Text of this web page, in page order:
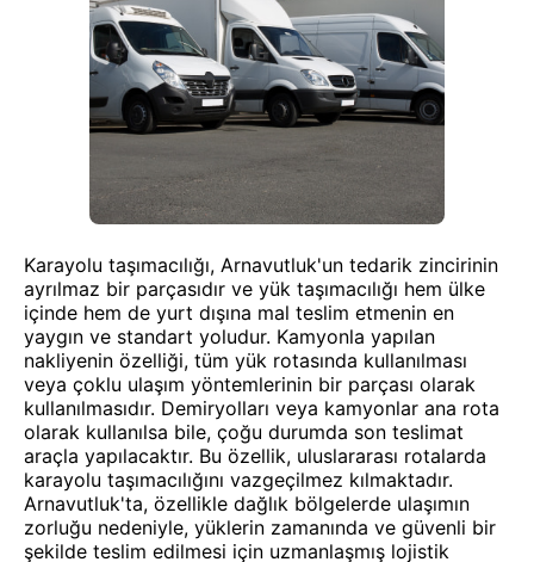
Karayolu taşımacılığı, Arnavutluk'un tedarik zincirinin
ayrılmaz bir parçasıdır ve yük taşımacılığı hem ülke
içinde hem de yurt dışına mal teslim etmenin en
yaygın ve standart yoludur. Kamyonla yapılan
nakliyenin özelliği, tüm yük rotasında kullanılması
veya çoklu ulaşım yöntemlerinin bir parçası olarak
kullanılmasıdır. Demiryolları veya kamyonlar ana rota
olarak kullanılsa bile, çoğu durumda son teslimat
araçla yapılacaktır. Bu özellik, uluslararası rotalarda
karayolu taşımacılığını vazgeçilmez kılmaktadır.
Arnavutluk'ta, özellikle dağlık bölgelerde ulaşımın
zorluğu nedeniyle, yüklerin zamanında ve güvenli bir
şekilde teslim edilmesi için uzmanlaşmış lojistik